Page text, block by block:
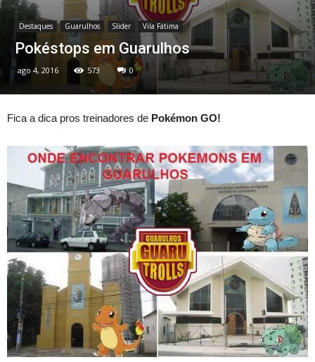
Destaques Guarulhos Slider Vila Fátima
Pokéstops em Guarulhos
ago 4, 2016 573 0
Fica a dica pros treinadores de Pokémon GO!